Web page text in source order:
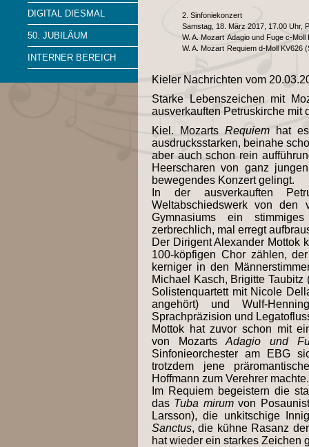
DIGITAL DIESMAL
50. JUBILÄUM
INTERNER BEREICH
2. Sinfoniekonzert
Samstag, 18. März 2017, 17.00 Uhr,
W. A. Mozart Adagio und Fuge c-
W. A. Mozart Requiem d-Moll KV626
Kieler Nachrichten vom
Starke Lebenszeichen mit
ausverkauften Petruskirche mit
Kiel. Mozarts Requiem hat
ausdrucksstarken, beinahe
aber auch schon rein
Heerscharen von ganz
bewegendes Konzert gelingt.
In der ausverkauften
Weltabschiedswerk von den
Gymnasiums ein
zerbrechlich, mal erregt
Der Dirigent Alexander Mottok
100-köpfigen Chor zählen,
kerniger in den
Michael Kasch, Brigitte
Solistenquartett mit Nicole
angehört) und Wulf-
Sprachpräzision und
Mottok hat zuvor schon mit
von MozartsAdagio und
Sinfonieorchester am EBG
trotzdem jene
Hoffmann zum Verehrer machte.
Im Requiem begeistern die
das Tuba mirumvon
Larsson), die unkitschige
Sanctus, die kühne Rasanz
hat wieder ein starkes Zeichen